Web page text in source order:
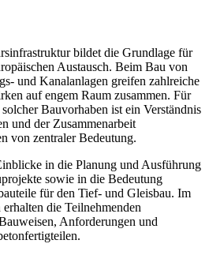
bildet die Grundlage für
Austausch. Beim Bau von
und Kanalanlagen greifen zahlreiche
auf engem Raum zusammen. Für
Bauvorhaben ist ein Verständnis
und der Zusammenarbeit
von zentraler Bedeutung.
in die Planung und Ausführung
sowie in die Bedeutung
für den Tief- und Gleisbau. Im
die Teilnehmenden
Anforderungen und